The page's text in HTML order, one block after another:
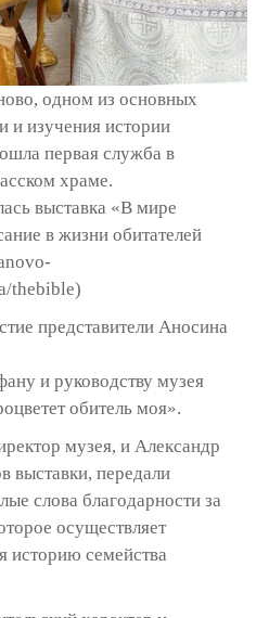
одном из основных
и изучения истории
первая служба в
храме.
выставка «В мире
в жизни обитателей
thebible)
представители Аносина
и руководству музея
обитель моя».
музея, и Александр
выставки, передали
слова благодарности за
осуществляет
историю семейства